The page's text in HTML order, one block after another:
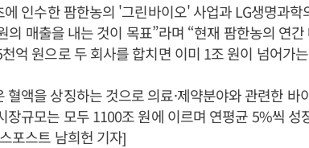
에 인수한 팜한농의 '그린바이오' 사업과 LG생명과
의 매출을 내는 것이 목표”라며 “현재 팜한농의 연
억 원으로 두 회사를 합치면 이미 1조 원이 넘어가
혈액을 상징하는 것으로 의료·제약분야와 관련한 바
장규모는 모두 1100조 원에 이르며 연평균 5%씩 성
포스트 남희헌 기자]